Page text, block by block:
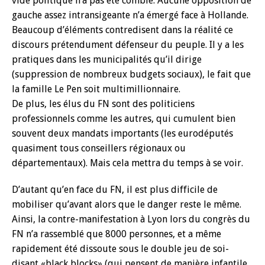
gauche assez intransigeante n’a émergé face à Hollande.
Beaucoup d’éléments contredisent dans la réalité ce
discours prétendument défenseur du peuple. Il y a les
pratiques dans les municipalités qu’il dirige
(suppression de nombreux budgets sociaux), le fait que
la famille Le Pen soit multimillionnaire.
De plus, les élus du FN sont des politiciens
professionnels comme les autres, qui cumulent bien
souvent deux mandats importants (les eurodéputés
quasiment tous conseillers régionaux ou
départementaux). Mais cela mettra du temps à se voir.
D’autant qu’en face du FN, il est plus difficile de
mobiliser qu’avant alors que le danger reste le même.
Ainsi, la contre-manifestation à Lyon lors du congrès du
FN n’a rassemblé que 8000 personnes, et a même
rapidement été dissoute sous le double jeu de soi-